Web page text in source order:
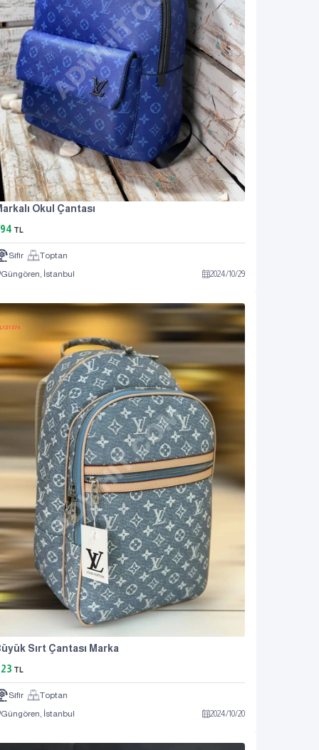
Okul Çantası
TL
Sıfır
Toptan
Güngören, İstanbul
2024/10/29
Sırt Çantası Marka
TL
Sıfır
Toptan
Güngören, İstanbul
2024/10/20